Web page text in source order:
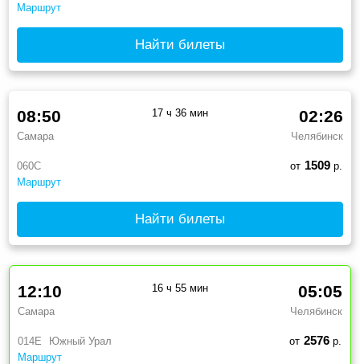
Маршрут
Найти билеты
060С
Маршрут
08:50
Самара
02:26
Челябинск
17 ч 36 мин
от 1509р.
Найти билеты
014Е
Южный Урал
Маршрут
12:10
Самара
05:05
Челябинск
16 ч 55 мин
от 2576р.